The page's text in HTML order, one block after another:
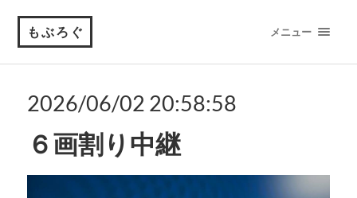
もぶろぐ メニュー
2026/06/02 20:58:58
６画割り中継